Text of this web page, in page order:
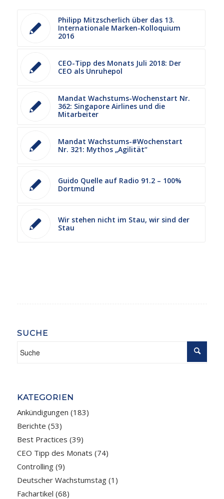
Philipp Mitzscherlich über das 13.
Internationale Marken-Kolloquium
2016
CEO-Tipp des Monats Juli 2018: Der
CEO als Unruhepol
Mandat Wachstums-Wochenstart Nr.
362: Singapore Airlines und die
Mitarbeiter
Mandat Wachstums-#Wochenstart
Nr. 321: Mythos „Agilität“
Guido Quelle auf Radio 91.2 – 100%
Dortmund
Wir stehen nicht im Stau, wir sind der
Stau
SUCHE
KATEGORIEN
Ankündigungen (183)
Berichte (53)
Best Practices (39)
CEO Tipp des Monats (74)
Controlling(9)
Deutscher Wachstumstag(1)
Fachartikel (68)